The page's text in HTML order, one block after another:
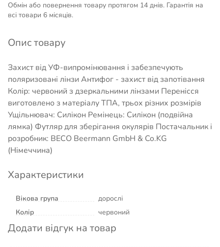
Обмін або повернення товару протягом 14 днів. Гарантія на
всі товари 6 місяців.
Опис товару
Захист від УФ-випромінювання і забезпечують
поляризовані лінзи Антифог - захист від запотівання
Колір: червоний з дзеркальними лінзами Перенісся
виготовлено з матеріалу ТПА, трьох різних розмірів
Ущільнювач: Силікон Ремінець: Силікон (подвійна
лямка) Футляр для зберігання окулярів Постачальник і
розробник: BECO Beermann GmbH & Co.KG
(Німеччина)
Характеристики
Вікова група
дорослі
Колір
червоний
Додати відгук на товар